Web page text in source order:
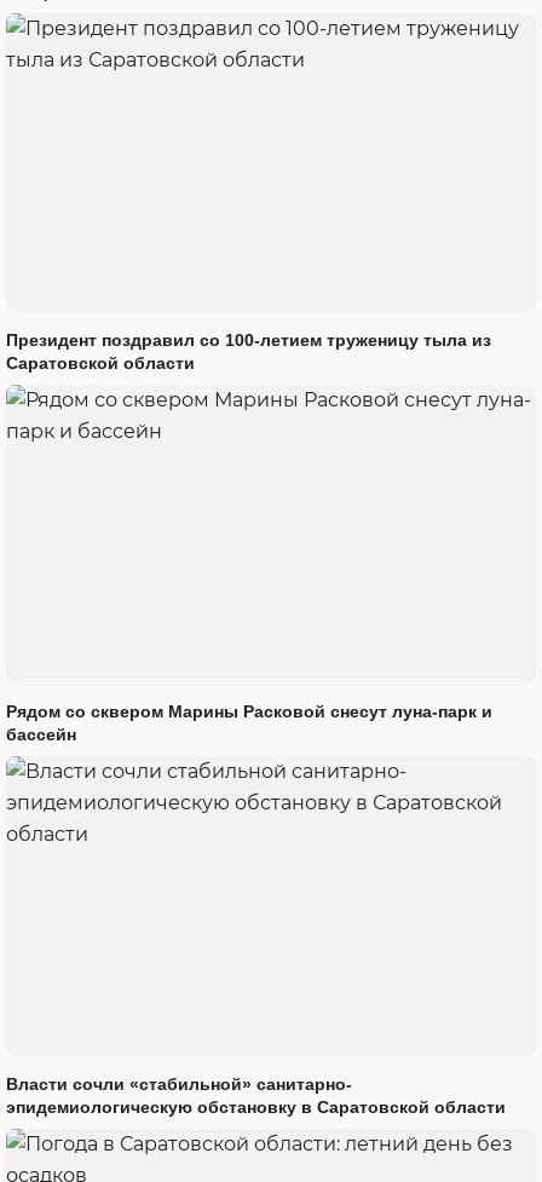
Президент поздравил со 100-летием труженицу тыла из
Саратовской области
Рядом со сквером Марины Расковой снесут луна-парк и
бассейн
Власти сочли «стабильной» санитарно-
эпидемиологическую обстановку в Саратовской области